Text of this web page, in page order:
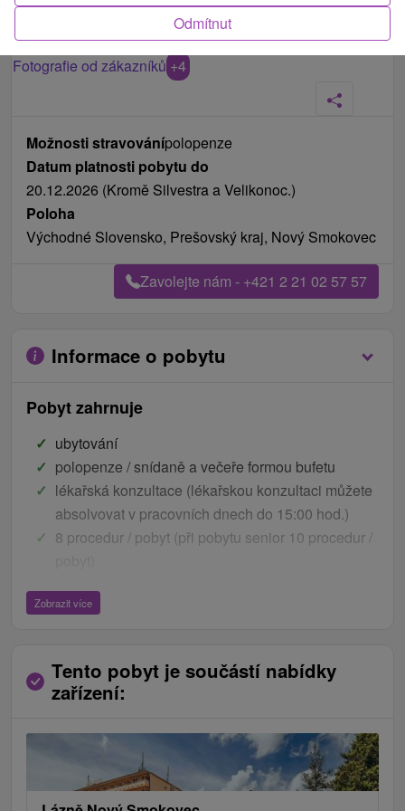
Fotografie od zákazníků +4
Možnosti stravovánípolopenze
Datum platnosti pobytu do
20.12.2026 (Kromě Silvestra a Velikonoc.)
Poloha
Východné Slovensko, Prešovský kraj, Nový Smokovec
Zavolejte nám - +421 2 21 02 57 57
Informace o pobytu
Pobyt zahrnuje
ubytování
polopenze / snídaně a večeře formou bufetu
lékařská konzultace (lékařskou konzultaci můžete
absolvovat v pracovních dnech do 15:00 hod.)
8 procedur / pobyt (při pobytu senior 10 procedur /
ricochet, kardio fitness)
internet
1x vstup do wellness (otevřeno v úterý, čtvrtek a v
sobotu) / pobyt (po odsouhlasení lékařem). Neplatí
pro pobyt senior.
Zobrazit více
Tento pobyt je součástí nabídky
zařízení:
Odmítnut